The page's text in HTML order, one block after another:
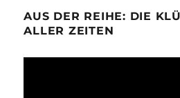
AUS DER REIHE: DIE
ALLER ZEITEN